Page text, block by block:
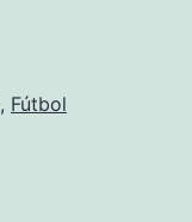
buscan
, Fútbol